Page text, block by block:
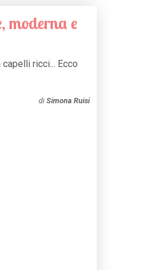
moderna e
ricci... Ecco
di Simona Ruisi